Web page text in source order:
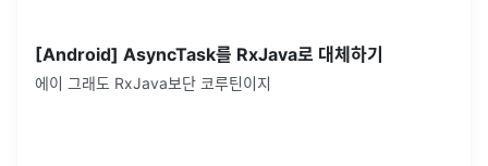
[Android] AsyncTask를 RxJava로 대체하기
에이 그래도 RxJava보단 코루틴이지